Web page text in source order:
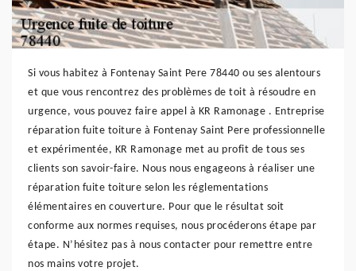
Si vous habitez à Fontenay Saint Pere 78440 ou ses alentours
et que vous rencontrez des problèmes de toit à résoudre en
urgence, vous pouvez faire appel à KR Ramonage . Entreprise
réparation fuite toiture à Fontenay Saint Pere professionnelle
et expérimentée, KR Ramonage met au profit de tous ses
clients son savoir-faire. Nous nous engageons à réaliser une
réparation fuite toiture selon les réglementations
élémentaires en couverture. Pour que le résultat soit
conforme aux normes requises, nous procéderons étape par
étape. N’hésitez pas à nous contacter pour remettre entre
nos mains votre projet.